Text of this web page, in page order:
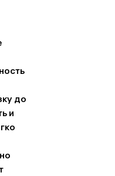
до
и